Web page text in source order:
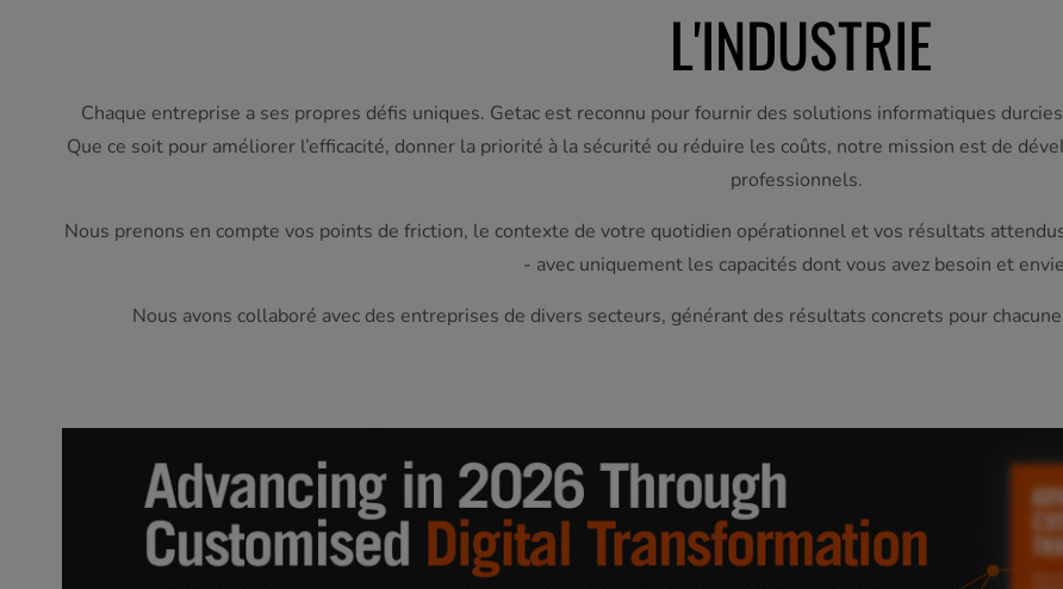
L'INDUSTRIE
Chaque entreprise a ses propres défis uniques. Getac est reconnu pour fournir des solutions informatiques
Que ce soit pour améliorer l’efficacité, donner la priorité à la sécurité ou réduire les coûts, notre mission est de
professionnels.
Nous prenons en compte vos points de friction, le contexte de votre quotidien opérationnel et vos résultats
- avec uniquement les capacités dont vous avez besoin et
Nous avons collaboré avec des entreprises de divers secteurs, générant des résultats concrets pour